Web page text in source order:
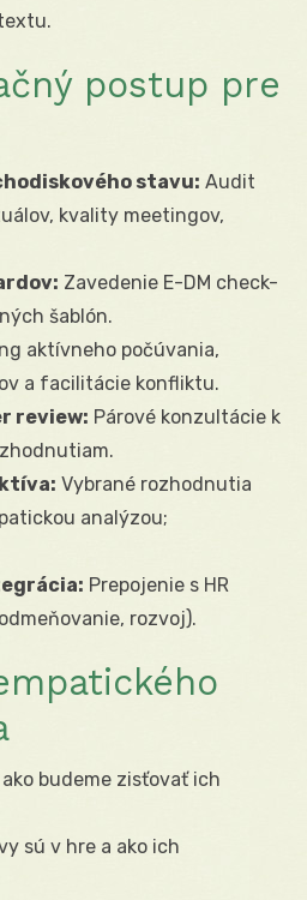
postup pre
stavu: Audit
kvality meetingov,
Zavedenie E-DM check-
šablón.
aktívneho počúvania,
a facilitácie konfliktu.
review: Párové konzultácie k
Vybrané rozhodnutia
analýzou;
Prepojenie s HR
rozvoj).
budeme zisťovať ich
sú v hre a ako ich